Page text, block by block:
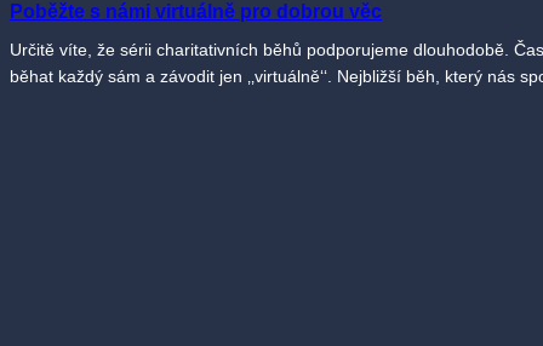
Poběžte s námi virtuálně pro dobrou věc
Určitě víte, že sérii charitativních běhů podporujeme dlouhodobě.
běhat každý sám a závodit jen ‚‚virtuálně‘‘. Nejbližší běh, který